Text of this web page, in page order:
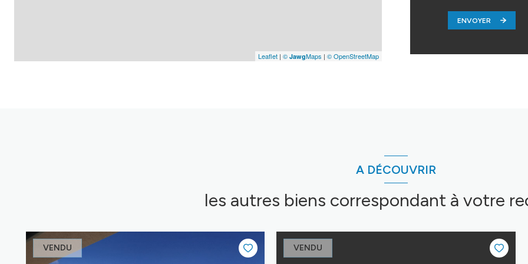
Leaflet | © JawgMaps | © OpenStreetMap
ENVOYER
A DÉCOUVRIR
les autres biens correspondant à votre
VENDU VENDU